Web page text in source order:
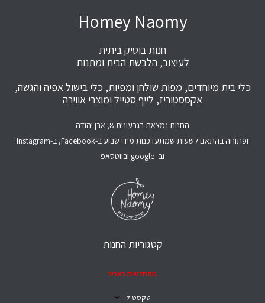
Homey Naomy
חנות בוטיק ביתית
לעיצוב, הלבשת הבית ומתנות
כלי בית מיוחדים, מפות שולחן ומפיות, כלי בישול אפיה והגשה,
אקססטוריז, לייף סטייל ומוצרי אווירה
החנות נמצאת בגבעונית 8, אבן יהודה
ופתוחה בהתאם לשעות שמתעדכנות מידי שבוע ב-Facebook, ב-Instagram
וב- google ובווטסאפ
קטגוריות החנות
מתחדשים באביב
טקסטיל